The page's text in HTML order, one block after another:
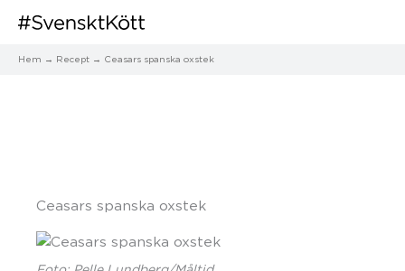
Hem Recept Ceasars spanska oxstek
Ceasars spanska oxstek